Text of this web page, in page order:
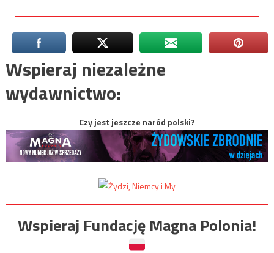
Wspieraj niezależne
wydawnictwo:
Czy jest jeszcze naród polski?
Wspieraj Fundację Magna Polonia!